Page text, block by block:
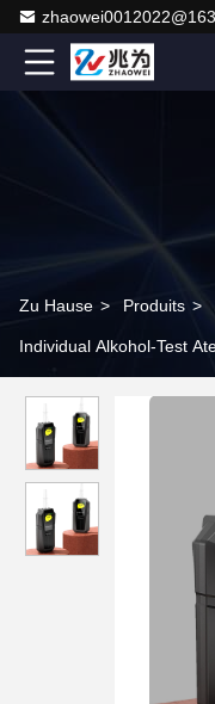
Zu Hause > Produits >
Individual Alkohol-Test